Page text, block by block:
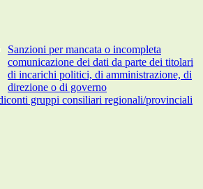
Sanzioni per mancata o incompleta
comunicazione dei dati da parte dei titolari
di incarichi politici, di amministrazione, di
direzione o di governo
gruppi consiliari regionali/provinciali